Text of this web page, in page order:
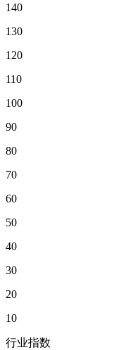
140
130
120
110
100
90
80
70
60
50
40
30
20
10
行业指数